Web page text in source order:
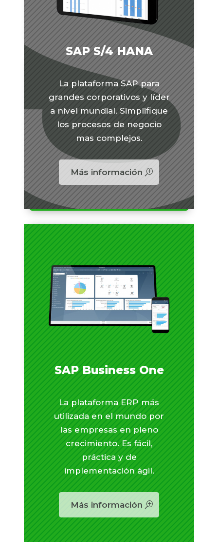
SAP Analytics Cloud
SAP S/4 HANA
La plataforma SAP para
grandes corporativos y líder
a nivel mundial. Simplifique
los procesos de negocio
mas complejos.
Más información
SAP Business One
La plataforma ERP más
utilizada en el mundo por
las empresas en pleno
crecimiento. Es fácil,
práctica y de
implementación ágil.
Más información